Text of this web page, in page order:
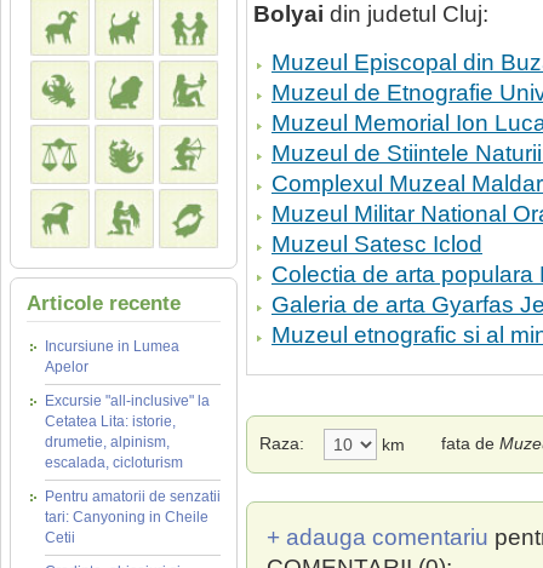
Articole recente
Incursiune in Lumea
Apelor
Excursie "all-inclusive" la
Cetatea Lita: istorie,
drumetie, alpinism,
escalada, cicloturism
Pentru amatorii de senzatii
tari: Canyoning in Cheile
Cetii
Bolyai din judetul Cluj:
Muzeul Episcopal din
Muzeul de Etnografie
Muzeul Memorial Ion
Muzeul de Stiintele
Complexul Muzeal
Muzeul Militar National
Muzeul Satesc Iclod
Colectia de arta populara
Galeria de arta Gyarfas
Muzeul etnografic si al
Raza: km fata de
+ adauga comentariu